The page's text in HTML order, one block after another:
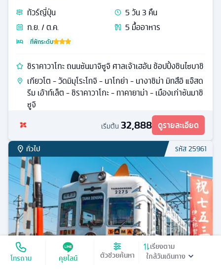
โทรถาม คุยไลน์ ตัวช่วยค้นหา
เรียงตาม
ทัวร์ญี่ปุ่น 5วัน3 คืน
ก.ย. / ต.ค.
5 มื้ออาหาร
ที่พักระดับ
ชิราคาวาโกะ ถนนซันมาจิซูจิ ศาลเจ้าเฮอัน ช้อปปิ้งชินไซบาชิ
เกียวโต - วัดมิมุโระโทจิ - นาโกย่า - นางาชิม่า มิทสึอิ แจ๊สด
รีม เอ้าท์เล็ต - ชิราคาวาโกะ - ทาคายาม่า - เมืองเก่าซันมาชิ
ซูจิ
เริ่มต้น 32,888 ดูรายละเอียด
ทั่วไป รหัส25961